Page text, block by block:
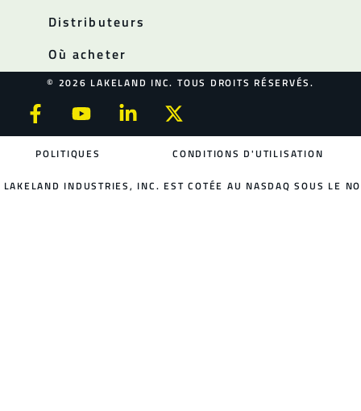
Distributeurs
Où acheter
© 2026 LAKELAND INC. TOUS DROITS RÉSERVÉS.
POLITIQUES CONDITIONS D'UTILISATION
LAKELAND INDUSTRIES, INC. EST COTÉE AU NASDAQ SOUS LE